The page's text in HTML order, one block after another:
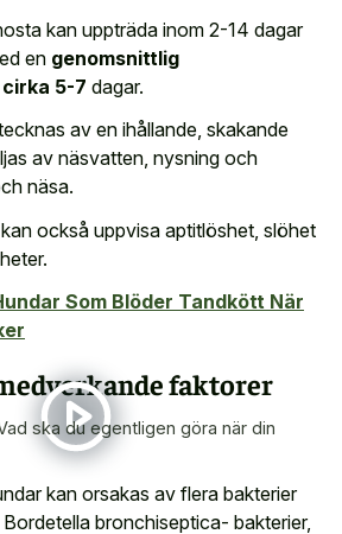
kan uppträda inom 2-14 dagar
en genomsnittlig
5-7 dagar.
av en ihållande, skakande
av näsvatten, nysning och
näsa.
också uppvisa aptitlöshet, slöhet
Som Blöder Tandkött När
faktorer
ska du egentligen göra när din
kan orsakas av flera bakterier
bronchiseptica- bakterier,